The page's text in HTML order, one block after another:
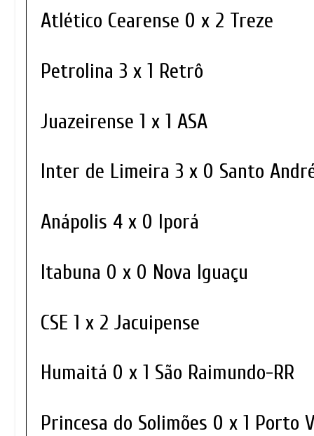
Atlético Cearense 0 x 2 Treze
Petrolina 3 x 1 Retrô
Juazeirense 1 x 1 ASA
Inter de Limeira 3 x 0 Santo
Anápolis 4 x 0 Iporá
Itabuna 0 x 0 Nova Iguaçu
CSE 1 x 2 Jacuipense
Humaitá 0 x 1 São Raimundo-RR
Princesa do Solimões 0 x 1 Porto